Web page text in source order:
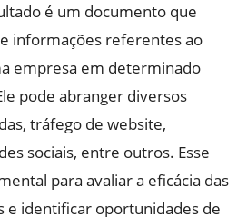
é um documento que
informações referentes ao
empresa em determinado
pode abranger diversos
tráfego de website,
sociais, entre outros. Esse
para avaliar a eficácia das
e identificar oportunidades de